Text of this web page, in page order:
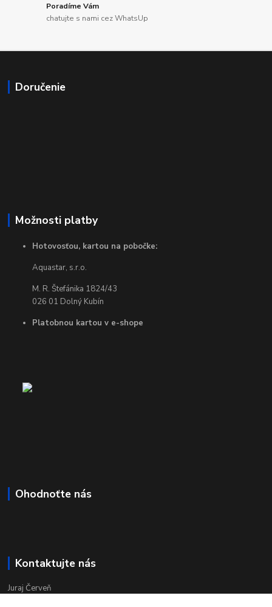
Poradíme Vám
chatujte s nami cez WhatsUp
Doručenie
Možnosti platby
Hotovosťou, kartou na pobočke:
Aquastar, s.r.o.
M. R. Štefánika 1824/43
026 01 Dolný Kubín
Platobnou kartou v e-shope
Ohodnoťte nás
Kontaktujte nás
Juraj Červeň